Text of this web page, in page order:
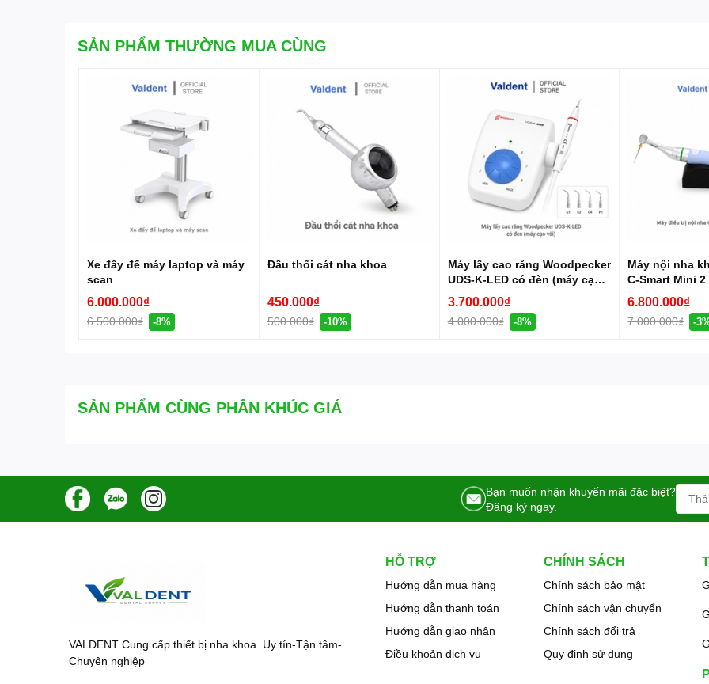
SẢN PHẨM THƯỜNG MUA CÙNG
Xe đẩy để máy laptop và máy
scan
6.000.000₫
6.500.000₫ -8%
Đầu thổi cát nha khoa
450.000₫
500.000₫ -10%
Máy lấy cao răng Woodpecker
UDS-K-LED có đèn (máy cạo
vôi)
3.700.000₫
4.000.000₫ -8%
Máy nội nha
C-Smart Mini 2
6.800.000₫
7.000.000₫ -
SẢN PHẨM CÙNG PHÂN KHÚC GIÁ
Bạn muốn nhận khuyến mãi đặc biệt?
Đăng ký ngay.
VALDENT Cung cấp thiết bị nha khoa. Uy tín-Tận tâm-
Chuyên nghiệp
HỖ TRỢ
Hướng dẫn mua hàng
Hướng dẫn thanh toán
Hướng dẫn giao nhận
Điều khoản dịch vụ
CHÍNH SÁCH
Chính sách bảo mật
Chính sách vận chuyển
Chính sách đổi trả
Quy định sử dụng